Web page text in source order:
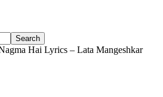
Hai Lyrics – Lata Mangeshkar